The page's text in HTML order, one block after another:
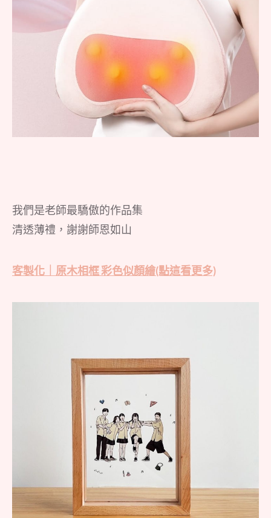
我們是老師最驕傲的作品集
清透薄禮，謝謝師恩如山
客製化｜原木相框 彩色似顏繪(點這看更多)